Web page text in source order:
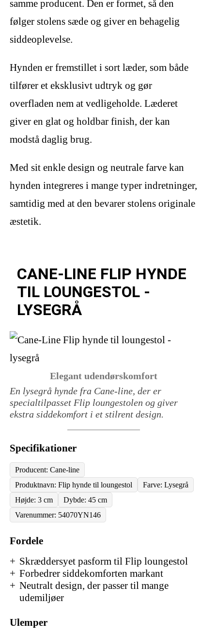
samme producent. Den er formet, så den
følger stolens sæde og giver en behagelig
siddeoplevelse.
Hynden er fremstillet i sort læder, som både
tilfører et eksklusivt udtryk og gør
overfladen nem at vedligeholde. Læderet
giver en glat og holdbar finish, der kan
modstå daglig brug.
Med sit enkle design og neutrale farve kan
hynden integreres i mange typer indretninger,
samtidig med at den bevarer stolens originale
æstetik.
Elegant udendørskomfort
CANE-LINE FLIP HYNDE
TIL LOUNGESTOL -
LYSEGRÅ
En lysegrå hynde fra Cane-line, der er
specialtilpasset Flip loungestolen og giver
ekstra siddekomfort i et stilrent design.
Fordele
Skræddersyet pasform til Flip loungestol
Forbedrer siddekomforten markant
Neutralt design, der passer til mange
udemiljøer
Ulemper
Specifikationer
Producent: Cane-line
Produktnavn: Flip hynde til loungestol
Farve: Lysegrå
Højde: 3 cm
Dybde: 45 cm
Varenummer: 54070YN146